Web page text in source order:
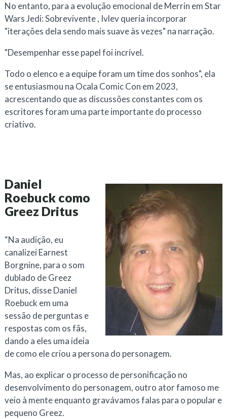
No entanto, para a evolução emocional de Merrin emStar
Wars Jedi: Sobrevivente, Ivlev queria incorporar
"iterações dela sendo mais suave às vezes" na narração.
"Desempenhar esse papel foi incrível.
Todo o elenco e a equipe foram um time dos sonhos", ela
se entusiasmou na Ocala Comic Con em 2023,
acrescentando que as discussões constantes com os
escritores foram uma parte importante do processo
criativo.
Daniel
Roebuck como
Greez Dritus
“Na audição, eu
canalizei Earnest
Borgnine, para o som
dublado de Greez
Dritus, disse Daniel
Roebuck em uma
sessão de perguntas e
respostas com os fãs,
dando a eles uma ideia
de como ele criou a persona do personagem.
Mas, ao explicar o processo de personificação no
desenvolvimento do personagem, outro ator famoso me
veio à mente enquanto gravávamos falas para o popular e
pequeno Greez.